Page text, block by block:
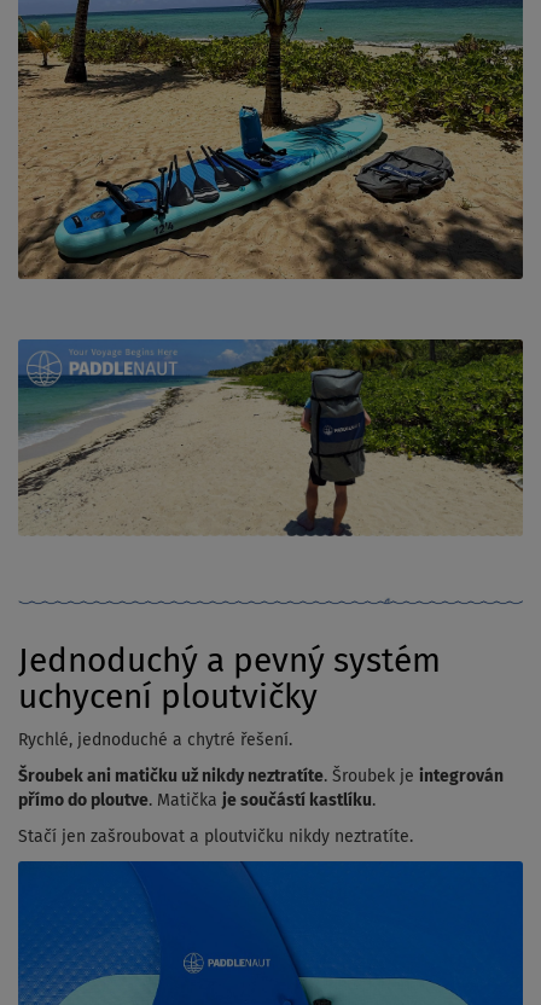
Jednoduchý a pevný systém
uchycení ploutvičky
Rychlé, jednoduché a chytré řešení.
Šroubek ani matičku už nikdy neztratíte. Šroubek je integrován
přímo do ploutve. Matička je součástí kastlíku.
Stačí jen zašroubovat a ploutvičku nikdy neztratíte.